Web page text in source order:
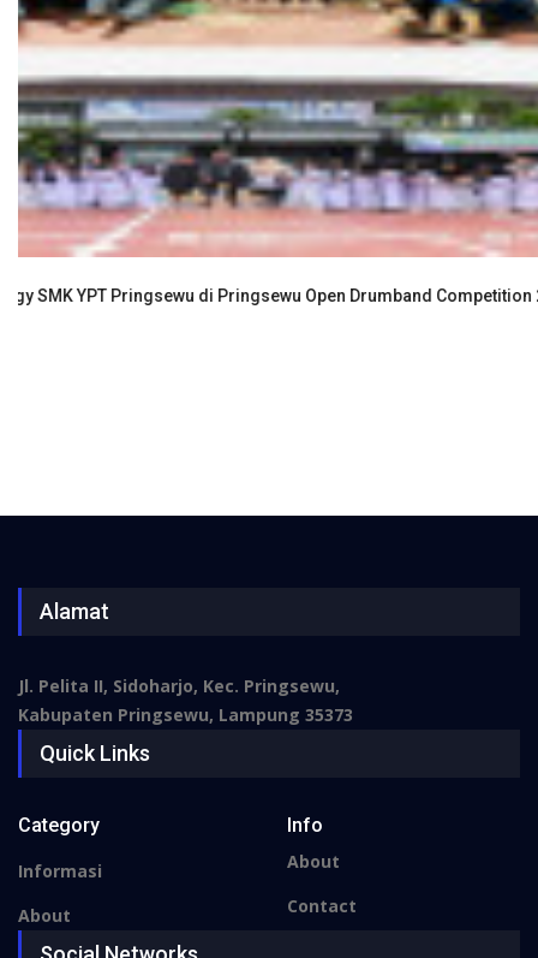
Selamat untuk Siswa/i Berprestasi SMK YPT PRINGSEWU!
Alamat
Jl. Pelita II, Sidoharjo, Kec. Pringsewu,
Kabupaten Pringsewu, Lampung 35373
Quick Links
Category
Informasi
About
Info
About
Contact